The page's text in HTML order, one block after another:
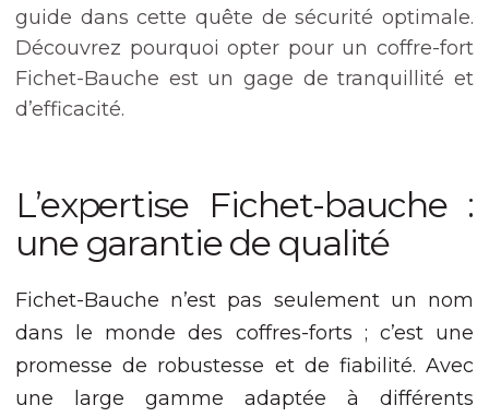
guide dans cette quête de sécurité optimale.
Découvrez pourquoi opter pour un coffre-fort
Fichet-Bauche est un gage de tranquillité et
d’efficacité.
L’expertise Fichet-bauche :
une garantie de qualité
Fichet-Bauche n’est pas seulement un nom
dans le monde des coffres-forts ; c’est une
promesse de robustesse et de fiabilité. Avec
une large gamme adaptée à différents
Nécessaire
Ces cookies ne
du site Web.
Afin que nous
améliorer la
fonctionnalité
et la structure
du site Web,